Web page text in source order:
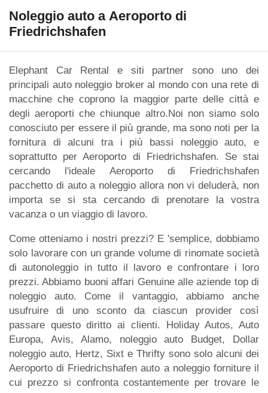
Noleggio auto a Aeroporto di
Friedrichshafen
Elephant Car Rental e siti partner sono uno dei
principali auto noleggio broker al mondo con una rete di
macchine che coprono la maggior parte delle città e
degli aeroporti che chiunque altro.Noi non siamo solo
conosciuto per essere il più grande, ma sono noti per la
fornitura di alcuni tra i più bassi noleggio auto, e
soprattutto per Aeroporto di Friedrichshafen. Se stai
cercando l'ideale Aeroporto di Friedrichshafen
pacchetto di auto a noleggio allora non vi deluderà, non
importa se si sta cercando di prenotare la vostra
vacanza o un viaggio di lavoro.
Come otteniamo i nostri prezzi? E 'semplice, dobbiamo
solo lavorare con un grande volume di rinomate società
di autonoleggio in tutto il lavoro e confrontare i loro
prezzi. Abbiamo buoni affari Genuine alle aziende top di
noleggio auto. Come il vantaggio, abbiamo anche
usufruire di uno sconto da ciascun provider così
passare questo diritto ai clienti. Holiday Autos, Auto
Europa, Avis, Alamo, noleggio auto Budget, Dollar
noleggio auto, Hertz, Sixt e Thrifty sono solo alcuni dei
Aeroporto di Friedrichshafen auto a noleggio forniture il
cui prezzo si confronta costantemente per trovare le